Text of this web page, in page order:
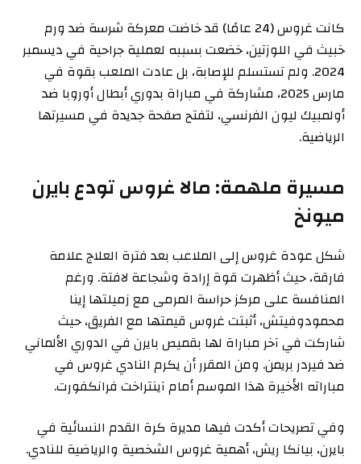
كانت غروس (24 عامًا) قد خاضت معركة شرسة ضد ورم
خبيث في اللوزتين، خضعت بسببه لعملية جراحية في ديسمبر
2024. ولم تستسلم للإصابة، بل عادت الملعب بقوة في
مارس 2025، مشاركة في مباراة بدوري أبطال أوروبا ضد
أولمبيك ليون الفرنسي، لتفتح صفحة جديدة في مسيرتها
الرياضية.
مسيرة ملهمة: مالا غروس تودع بايرن
ميونخ
شكل عودة غروس إلى الملاعب بعد فترة العلاج علامة
فارقة، حيث أظهرت قوة إرادة وشجاعة لافتة. ورغم
المنافسة على مركز حراسة المرمى مع زميلتها إينا
محمودوفيتش، أثبتت غروس قيمتها مع الفريق، حيث
شاركت في آخر مباراة لها بقميص بايرن في الدوري الألماني
ضد فيردر بريمن. ومن المقرر أن يكرم النادي غروس في
مباراته الأخيرة هذا الموسم أمام آينتراخت فرانكفورت.
وفي تصريحات أكدت فيها مديرة كرة القدم النسائية في
بايرن، بيانكا ريش، أهمية غروس الشخصية والرياضية للنادي.